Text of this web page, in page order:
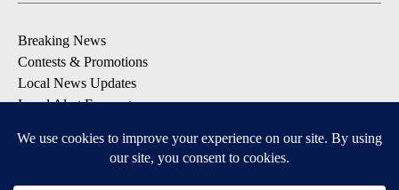
Breaking News
Contests & Promotions
Local News Updates
Local Alert Forecast
DOWNLOAD: KTVZ APPS